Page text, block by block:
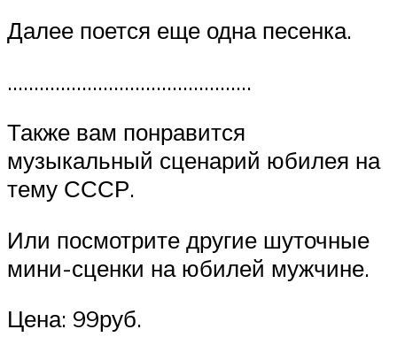
Далее поется еще одна песенка.
……………………………………….
Также вам понравится
музыкальный сценарий юбилея на
тему СССР.
Или посмотрите другие шуточные
мини-сценки на юбилей мужчине.
Цена: 99руб.